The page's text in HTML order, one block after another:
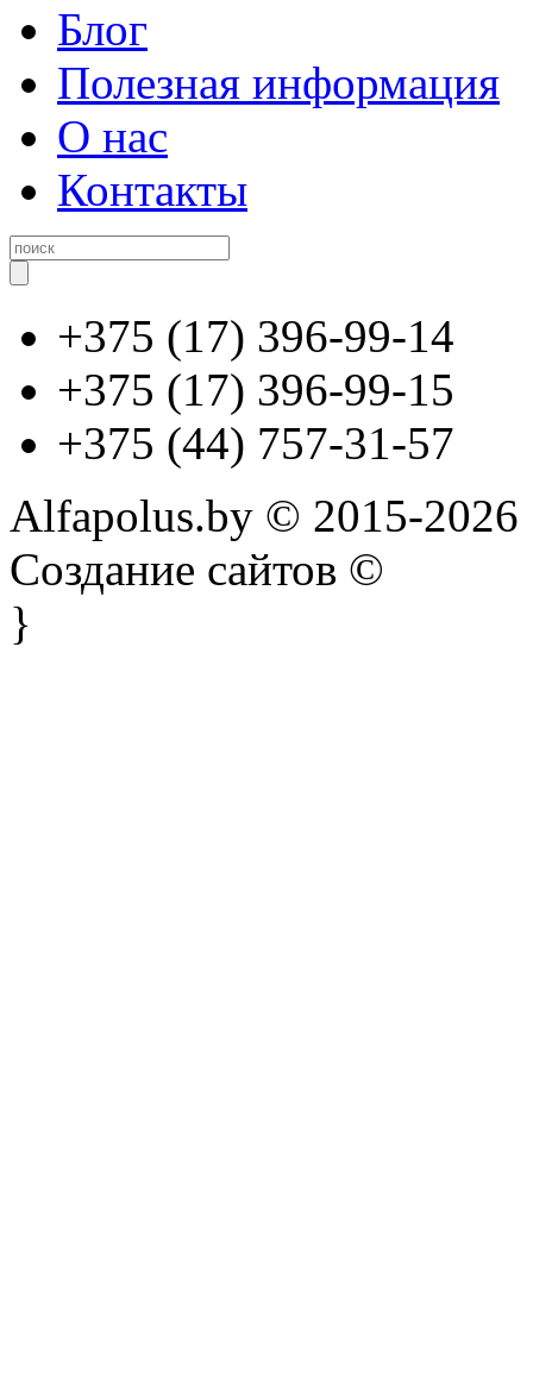
Блог
Полезная информация
О нас
Контакты
+375 (17) 396-99-14
+375 (17) 396-99-15
+375 (44) 757-31-57
Alfapolus.by © 2015-2026
Создание сайтов ©
}